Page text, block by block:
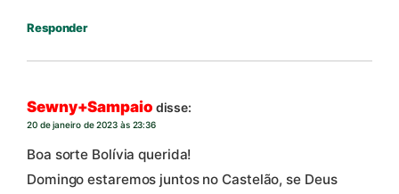
Responder
Sewny+Sampaio disse:
20 de janeiro de 2023 às 23:36
Boa sorte Bolívia querida!
Domingo estaremos juntos no Castelão, se Deus